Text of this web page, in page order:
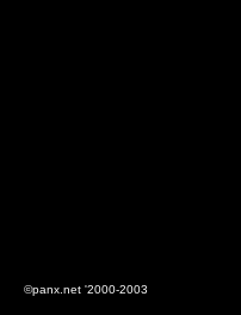
©panx.net '2000-2003